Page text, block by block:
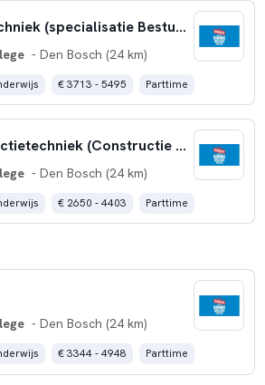
Docent Elektrotechniek (specialisatie Besturingstechniek)
- Den Bosch (24 km)
€ 3713 - 5495 Parttime
Instructeur Productietechniek (Constructie / Verspaning)
- Den Bosch (24 km)
€ 2650 - 4403 Parttime
- Den Bosch (24 km)
€ 3344 - 4948 Parttime